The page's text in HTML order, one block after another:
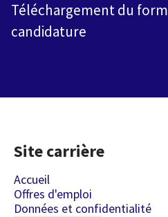
Téléchargement du
candidature
Site carrière
Accueil
Offres d'emploi
Données et confidentialité